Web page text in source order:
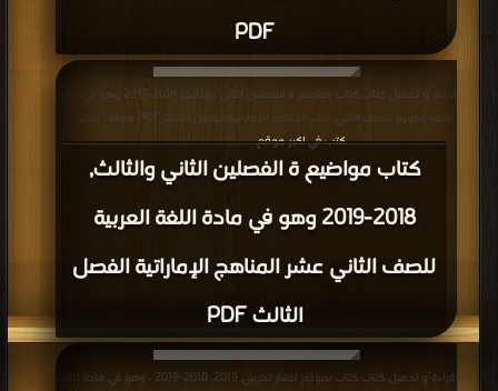
PDF
كتاب مواضيع ة الفصلين الثاني والثالث,
2018-2019 وهو في مادة اللغة العربية
للصف الثاني عشر المناهج الإماراتية الفصل
الثالث PDF
قراءة و تحميل كتاب كتاب مواضيع ة الفصلين الثاني والثالث, 2018-2019 وهو في مادة
اللغة العربية للصف الثاني عشر المناهج الإماراتية الفصل الثالث PDF مجانا | مكتبة >
كتب في اكبر موقع| التحميل : مرة/مرات
قراءة و تحميل كتاب كتاب نموذج اختبار تدريبي 2019, 2018-2019 ، وهو في مادة اللغة